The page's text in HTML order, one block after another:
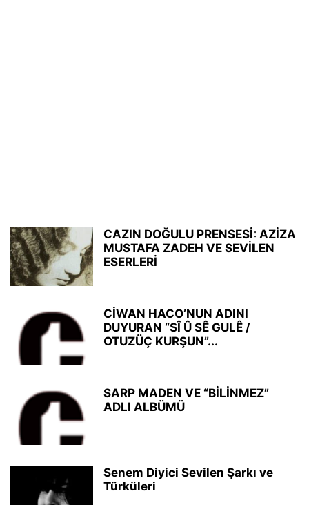
CAZIN DOĞULU PRENSESİ: AZİZA
MUSTAFA ZADEH VE SEVİLEN
ESERLERİ
CİWAN HACO’NUN ADINI
DUYURAN “SÎ Û SÊ GULÊ /
OTUZÜÇ KURŞUN”...
SARP MADEN VE “BİLİNMEZ”
ADLI ALBÜMÜ
Senem Diyici Sevilen Şarkı ve
Türküleri